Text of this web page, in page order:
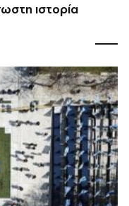
ιστορία